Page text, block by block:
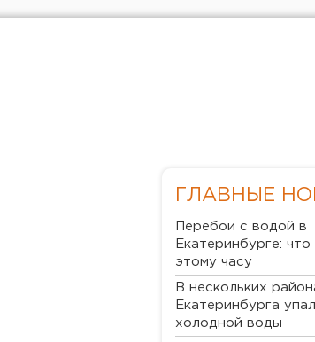
ГЛАВНЫЕ
Перебои с водой в
Екатеринбурге: что
этому часу
В нескольких
Екатеринбурга
холодной воды